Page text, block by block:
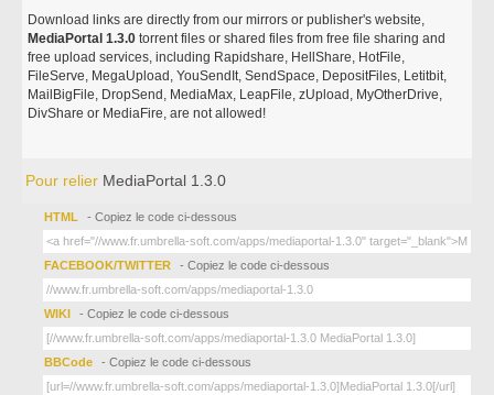
Download links are directly from our mirrors or publisher's website,
MediaPortal 1.3.0 torrent files or shared files from free file sharing and
free upload services, including Rapidshare, HellShare, HotFile,
FileServe, MegaUpload, YouSendIt, SendSpace, DepositFiles, Letitbit,
MailBigFile, DropSend, MediaMax, LeapFile, zUpload, MyOtherDrive,
DivShare or MediaFire, are not allowed!
Pour relier MediaPortal 1.3.0
HTML - Copiez le code ci-dessous
FACEBOOK/TWITTER - Copiez le code ci-dessous
WIKI - Copiez le code ci-dessous
BBCode - Copiez le code ci-dessous